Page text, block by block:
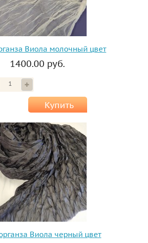
Виола молочный цвет
1400.00 руб.
Купить
Виола черный цвет